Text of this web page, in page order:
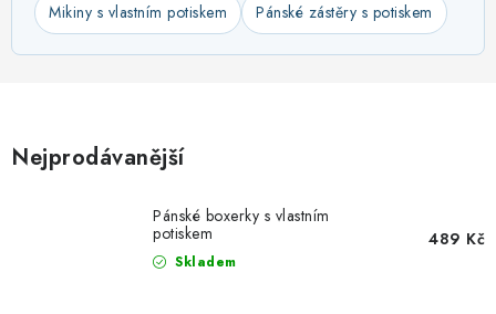
VÁNOCE
O nás Časté otázky
Zásady zpracování ochrany osobních údajů
Mikiny s vlastním potiskem
Pánské zástěry s potiskem
Nejprodávanější
Pánské boxerky s vlastním
potiskem
Skladem
489 Kč